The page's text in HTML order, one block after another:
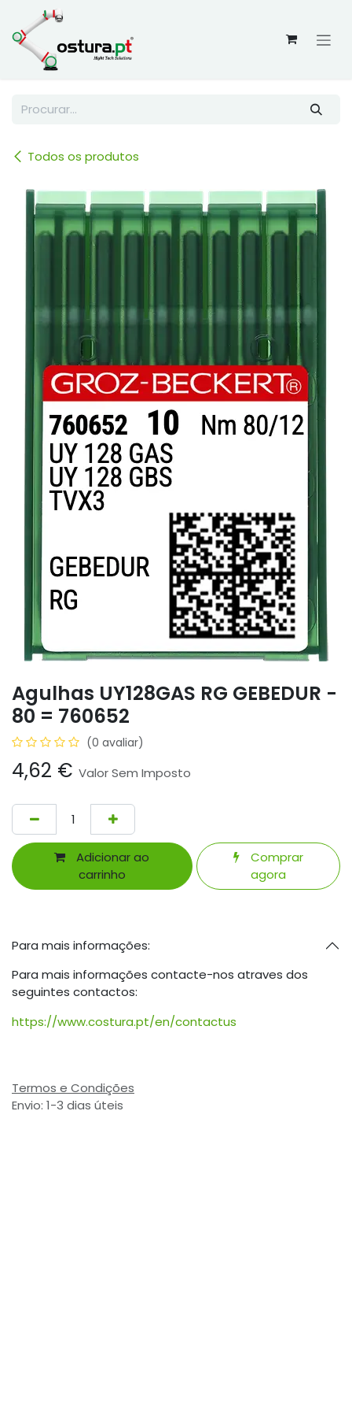
Skip to Content
Todos os produtos
Agulhas UY128GAS RG GEBEDUR -
80 = 760652
(0 avaliar)
4,62 € Valor Sem Imposto
Adicionar ao
carrinho
Comprar
agora
Para mais informações:
Para mais informações contacte-nos atraves dos
seguintes contactos:
https://www.costura.pt/en/contactus
Termos e Condições
Envio: 1-3 dias úteis